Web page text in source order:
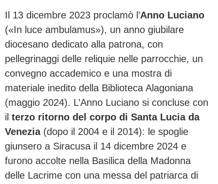
Il 13 dicembre 2023 proclamò l’Anno Luciano
(«In luce ambulamus»), un anno giubilare
diocesano dedicato alla patrona, con
pellegrinaggi delle reliquie nelle parrocchie, un
convegno accademico e una mostra di
materiale inedito della Biblioteca Alagoniana
(maggio 2024). L’Anno Luciano si concluse con
il terzo ritorno del corpo di Santa Lucia da
Venezia(dopo il 2004 e il 2014): le spoglie
giunsero a Siracusa il 14 dicembre 2024 e
furono accolte nella Basilica della Madonna
delle Lacrime con una messa del patriarca di